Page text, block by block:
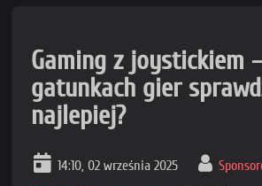
Gaming z joystickiem
gatunkach gier
najlepiej?
14:10, 02 września 2025